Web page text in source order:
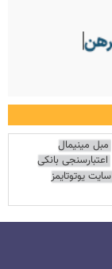
مبل مینیمال
اعتبارسنجی بانکی
سایت یوتوتایمز